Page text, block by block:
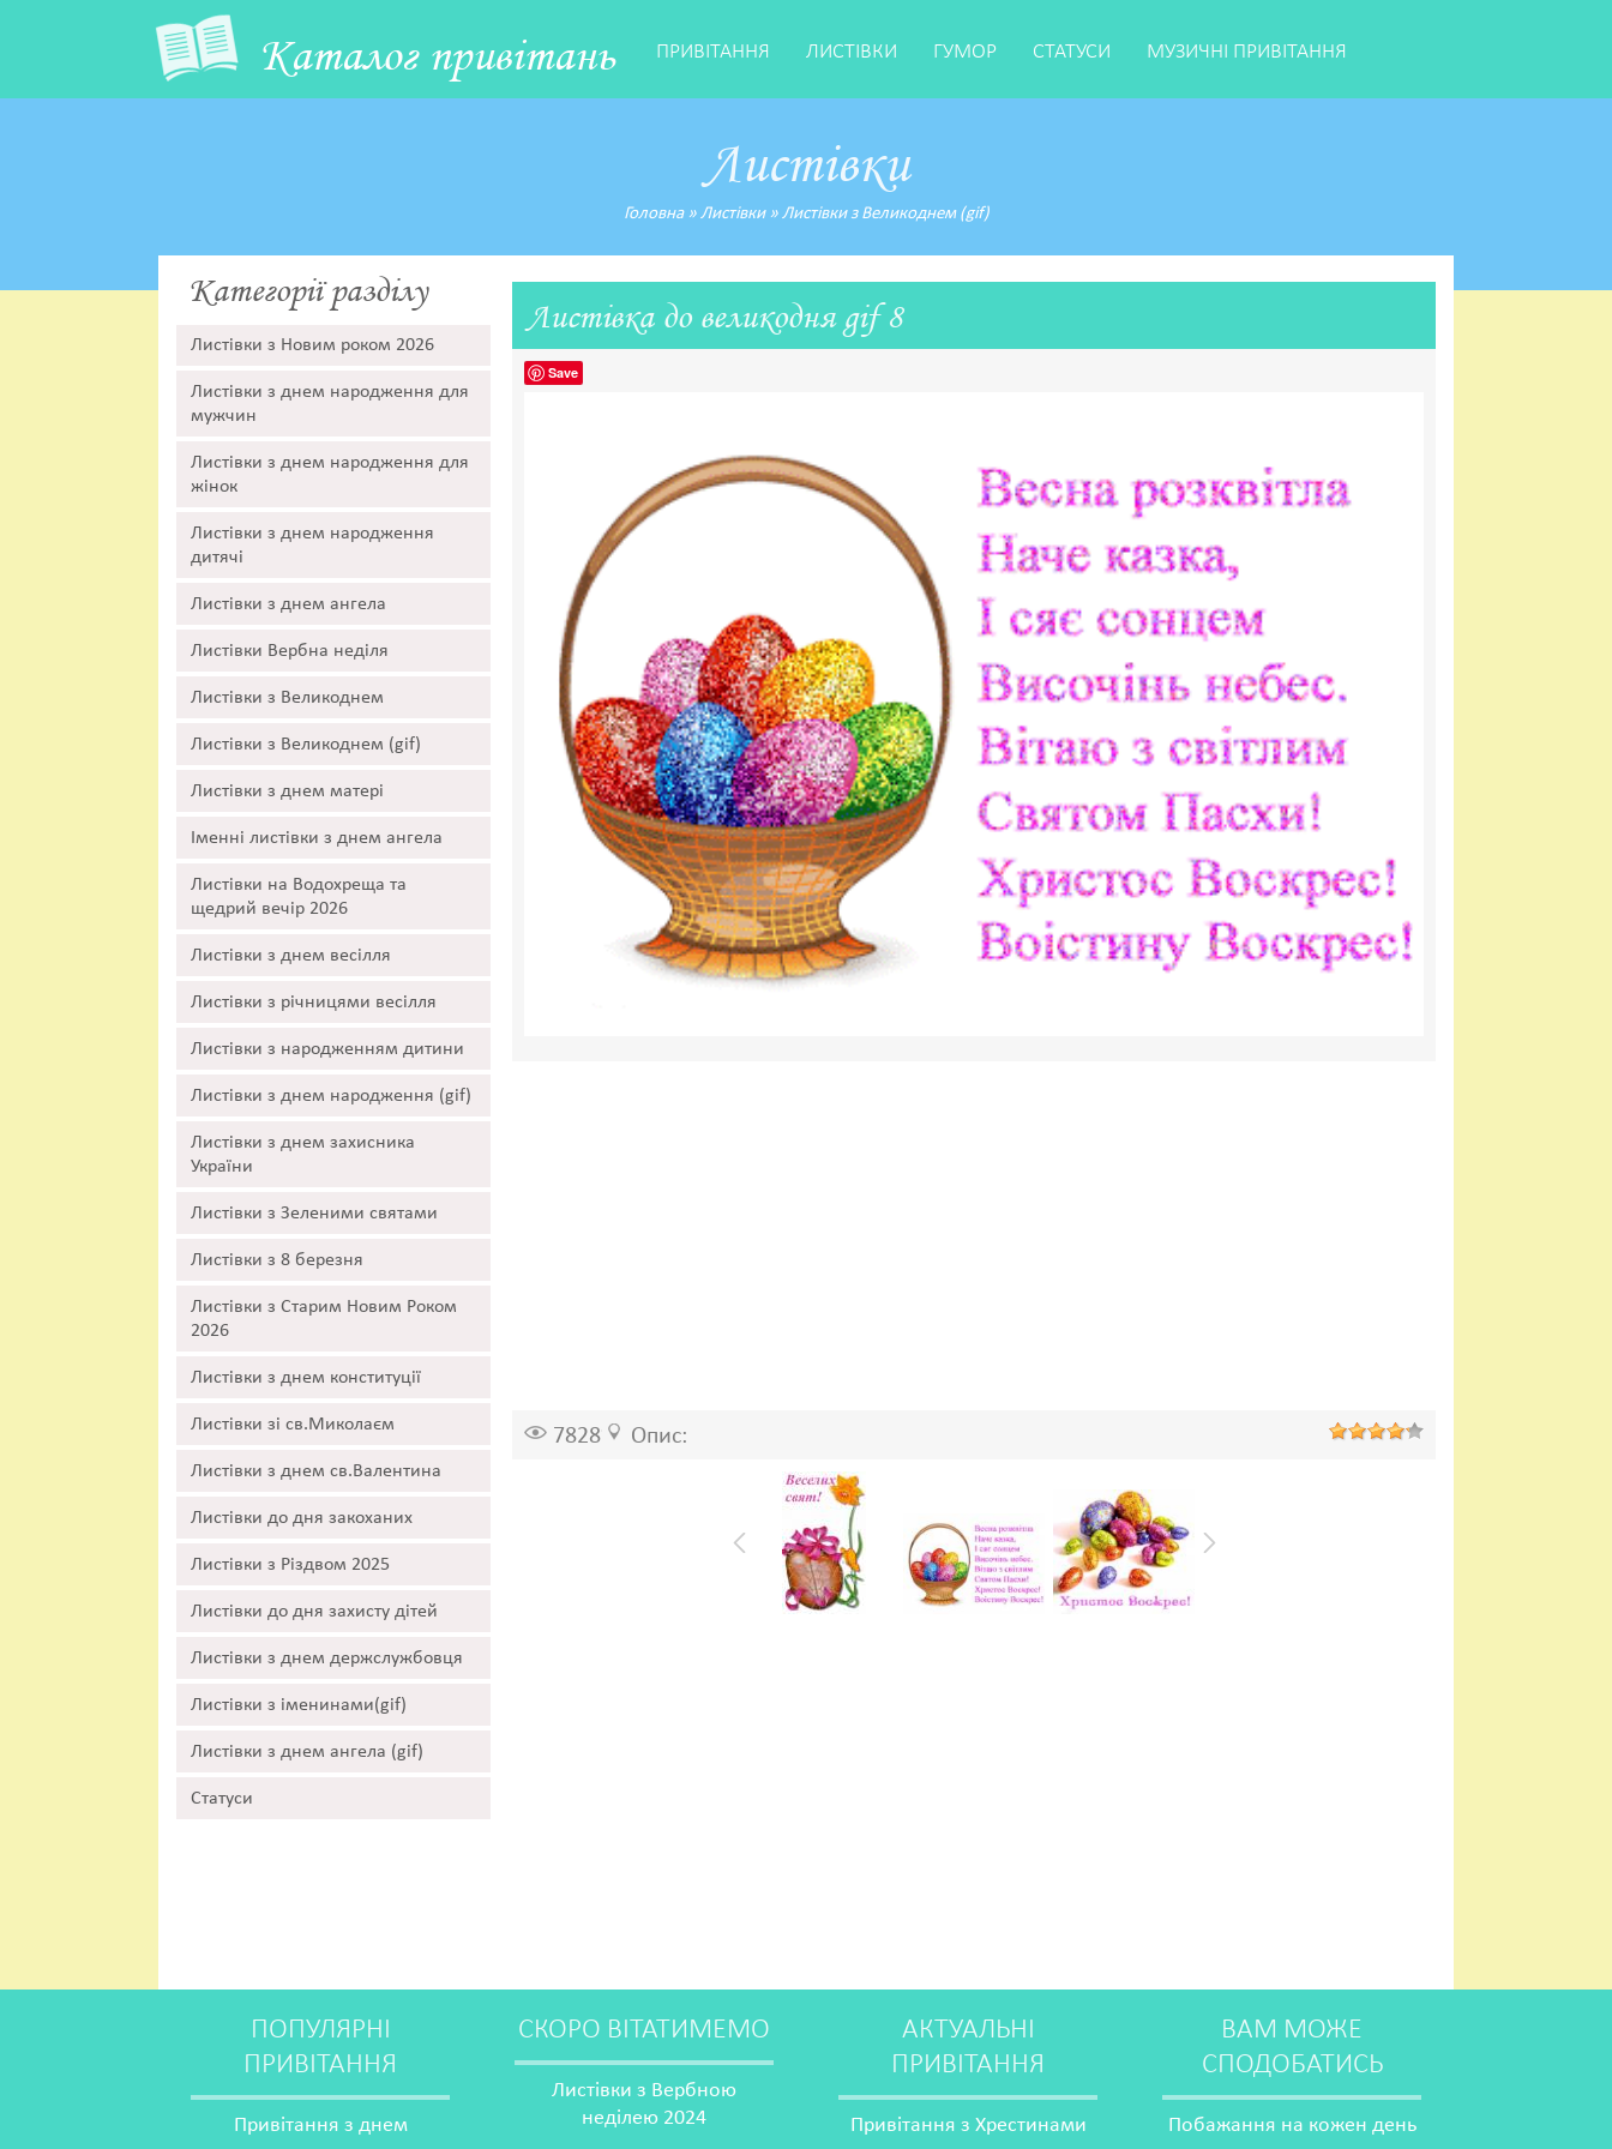
Каталог привітань ПРИВІТАННЯ ЛИСТІВКИ ГУМОР СТАТУСИ МУЗИЧНІ ПРИВІТАННЯ
Листівки
Головна» Листівки» Листівки з Великоднем (gif)
Категорії разділу
Листівки з Новим роком 2026
Листівки з днем народження для
мужчин
Листівки з днем народження для
жінок
Листівки з днем народження
дитячі
Листівки з днем ангела
Листівки Вербна неділя
Листівки з Великоднем
Листівки з Великоднем (gif)
Листівки з днем матері
Іменні листівки з днем ангела
Листівки на Водохреща та
щедрий вечір 2026
Листівки з днем весілля
Листівки з річницями весілля
Листівки з народженням дитини
Листівки з днем народження (gif)
Листівки з днем захисника
України
Листівки з Зеленими святами
Листівки з 8 березня
Листівки з Старим Новим Роком
2026
Листівки з днем конституції
Листівки зі св.Миколаєм
Листівки з днем св.Валентина
Листівки до дня закоханих
Листівки з Різдвом 2025
Листівки до дня захисту дітей
Листівки з днем держслужбовця
Листівки з іменинами(gif)
Листівки з днем ангела (gif)
Статуси
Листівка до великодня gif 8
Save
7828 Опис:
ПОПУЛЯРНІ
ПРИВІТАННЯ
Привітання з днем
СКОРО ВІТАТИМЕМО
Листівки з Вербною
неділею 2024
АКТУАЛЬНІ
ПРИВІТАННЯ
Привітання з Хрестинами
ВАМ МОЖЕ
СПОДОБАТИСЬ
Побажання на кожен день